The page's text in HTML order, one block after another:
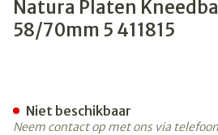
Natura Platen
58/70mm 5 411815
Niet beschikbaar
Neem contact op met ons via